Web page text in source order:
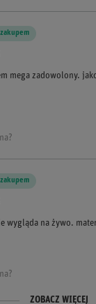
mega zadowolony.
wygląda na żywo.
ZOBACZ WIĘCEJ